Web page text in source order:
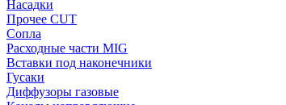
Насадки
Прочее CUT
Сопла
Расходные части MIG
Вставки под наконечники
Гусаки
Диффузоры газовые